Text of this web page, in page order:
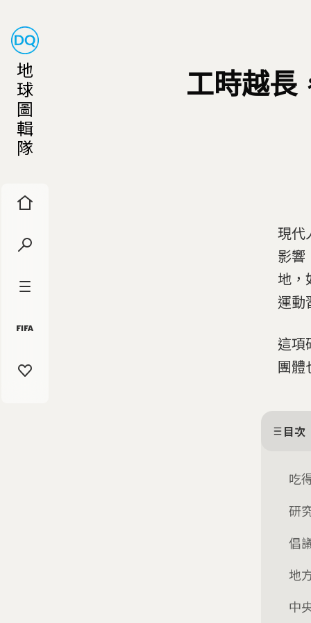
地
球
圖
輯
隊
工時越長
現代
影響
地，
運動
這項
團體
目次
吃
研
倡
地
中